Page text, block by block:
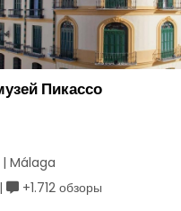
Пикассо
Málaga
+1.712 обзоры